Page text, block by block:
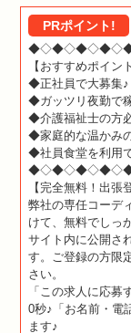
PRポイント!
【おすすめポイン
◆正社員で大募集♪
◆ガッツリ夜勤で
◆介護福祉士の方
◆家庭的な温かみ
◆社員食堂を利用
【完全無料！出張
弊社の専任コーデ
けて、無料でしっ
サイト内に公開さ
す。ご登録の方限
さい。
「この求人に応
0秒♪「お名前・電
ます♪